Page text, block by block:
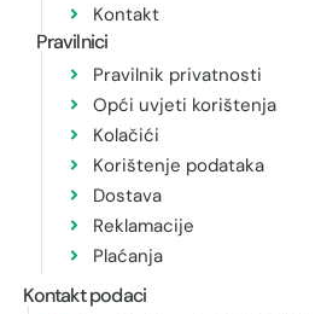
Kontakt
Pravilnici
Pravilnik privatnosti
Opći uvjeti korištenja
Kolačići
Korištenje podataka
Dostava
Reklamacije
Plaćanja
Kontakt podaci